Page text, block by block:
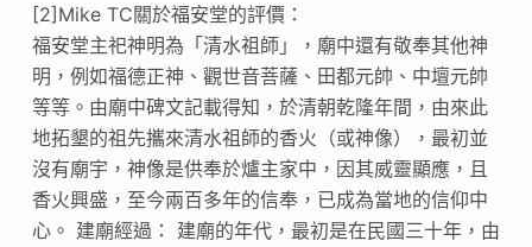
[2]Mike TC關於福安堂的評價：
福安堂主祀神明為「清水祖師」，廟中還有敬奉其他神
明，例如福德正神、觀世音菩薩、田都元帥、中壇元帥
等等。由廟中碑文記載得知，於清朝乾隆年間，由來此
地拓墾的祖先攜來清水祖師的香火（或神像），最初並
沒有廟宇，神像是供奉於爐主家中，因其威靈顯應，且
香火興盛，至今兩百多年的信奉，已成為當地的信仰中
心。 建廟經過： 建廟的年代，最初是在民國三十年，由